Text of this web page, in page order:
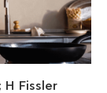
Η Fissler